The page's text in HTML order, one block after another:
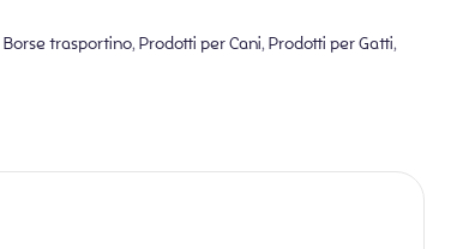
Borse trasportino, Prodotti per Cani, Prodotti per Gatti,